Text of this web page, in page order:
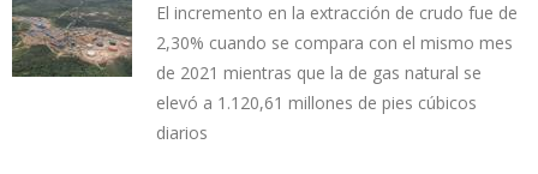
El incremento en la extracción de crudo fue de
2,30% cuando se compara con el mismo mes
de 2021 mientras que la de gas natural se
elevó a 1.120,61 millones de pies cúbicos
diarios